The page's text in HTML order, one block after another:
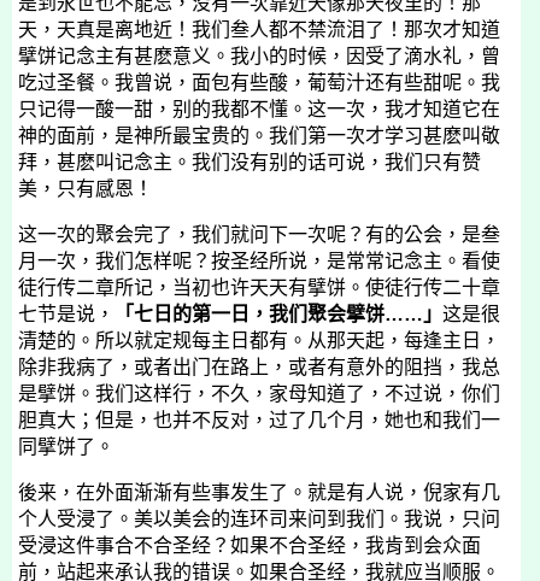
天，天真是离地近！我们叁人都不禁流泪了！那次才知道
擘饼记念主有甚麽意义。我小的时候，因受了滴水礼，曾
吃过圣餐。我曾说，面包有些酸，葡萄汁还有些甜呢。我
只记得一酸一甜，别的我都不懂。这一次，我才知道它在
神的面前，是神所最宝贵的。我们第一次才学习甚麽叫敬
拜，甚麽叫记念主。我们没有别的话可说，我们只有赞
美，只有感恩！
这一次的聚会完了，我们就问下一次呢？有的公会，是叁
月一次，我们怎样呢？按圣经所说，是常常记念主。看使
徒行传二章所记，当初也许天天有擘饼。使徒行传二十章
七节是说，
「七日的第一日，我们聚会擘饼……」 这是很
清楚的。所以就定规每主日都有。从那天起，每逢主日，
除非我病了，或者出门在路上，或者有意外的阻挡，我总
是擘饼。我们这样行，不久，家母知道了，不过说，你们
胆真大；但是，也并不反对，过了几个月，她也和我们一
同擘饼了。
後来，在外面渐渐有些事发生了。就是有人说，倪家有几
个人受浸了。美以美会的连环司来问到我们。我说，只问
受浸这件事合不合圣经？如果不合圣经，我肯到会众面
前，站起来承认我的错误。如果合圣经，我就应当顺服。